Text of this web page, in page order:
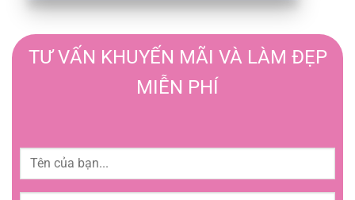
TƯ VẤN KHUYẾN MÃI VÀ LÀM ĐẸP
MIỄN PHÍ